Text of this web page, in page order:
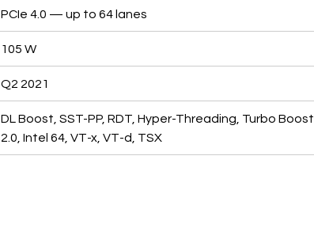
PCIe 4.0 — up to 64 lanes
105 W
Q2 2021
DL Boost, SST-PP, RDT, Hyper-Threading, Turbo Boost
2.0, Intel 64, VT-x, VT-d, TSX